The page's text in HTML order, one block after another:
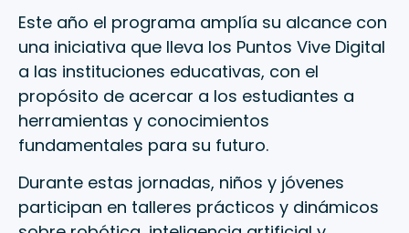
Este año el programa amplía su alcance con
una iniciativa que lleva los Puntos Vive Digital
a las instituciones educativas, con el
propósito de acercar a los estudiantes a
herramientas y conocimientos
fundamentales para su futuro.
Durante estas jornadas, niños y jóvenes
participan en talleres prácticos y dinámicos